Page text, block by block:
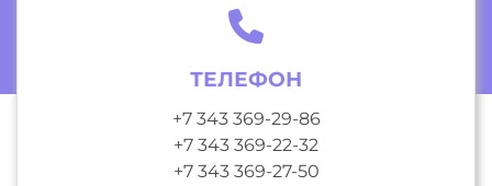
ТЕЛЕФОН
+7 343 369-29-86
+7 343 369-22-32
+7 343 369-27-50